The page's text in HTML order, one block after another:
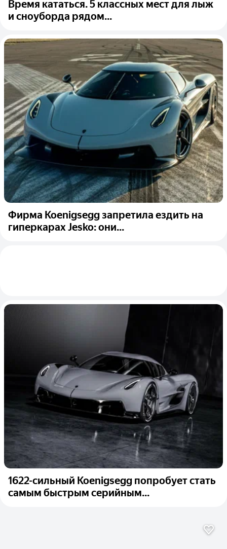
Время кататься. 5 классных мест для лыж
и сноуборда рядом...
Фирма Koenigsegg запретила ездить на
гиперкарах Jesko: они...
1622-сильный Koenigsegg попробует стать
самым быстрым серийным...